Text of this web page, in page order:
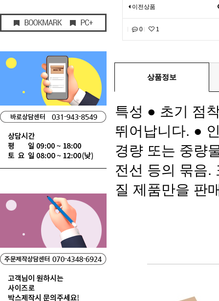
이전상품
0 1
상품정보
특성 ● 초기 점
뛰어납니다. ●
경량 또는 중량
전선 등의 묶음.
질 제품만을 판